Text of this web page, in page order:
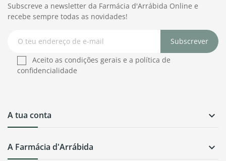
A Farmácia d'Arrábida 
A tua conta 
Subscreve a newsletter da Farmácia d'Arrábida Online e
recebe sempre todas as novidades!
Subscrever
Aceito as condições gerais e a política de
confidencialidade